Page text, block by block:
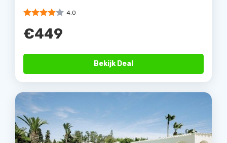
4.0
€449
Bekijk Deal